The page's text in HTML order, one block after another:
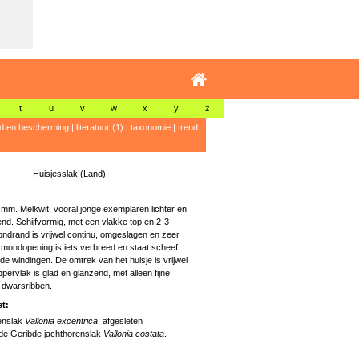
t u v w x y z
en bescherming| literatuur (1) | taxonomie| trend
Huisjesslak (Land)
Melkwit, vooral jonge exemplaren lichter en
Schijfvormig, met een vlakke top en 2-3
is vrijwel continu, omgeslagen en zeer
is iets verbreed en staat scheef
windingen. De omtrek van het huisje is vrijwel
is glad en glanzend, met alleen fijne
Vallonia excentrica; afgesleten
Geribde jachthorenslak Vallonia costata.